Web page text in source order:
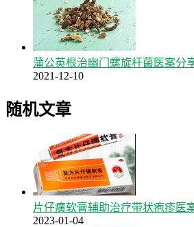
蒲公英根治幽门螺旋杆菌医案分
2021-12-10
随机文章
片仔癀软膏辅助治疗带状疱疹医
2023-01-04